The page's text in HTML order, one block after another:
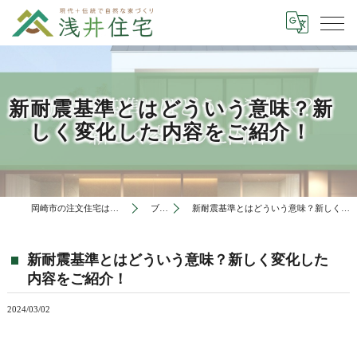
新耐震基準とはどういう意味？新
しく変化した内容をご紹介！
ブログ 新耐震基準とはどういう意味？新しく変化した内容をご紹介！
新耐震基準とはどういう意味？新しく変化した
内容をご紹介！
2024/03/02